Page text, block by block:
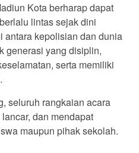
Kota berharap dapat
lintas sejak dini
antara kepolisian dan dunia
generasi yang disiplin,
serta memiliki
seluruh rangkaian acara
dan mendapat
maupun pihak sekolah.